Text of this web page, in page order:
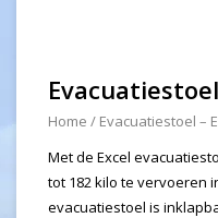
Home / Evacuatiestoel –
Met de Excel
tot 182 kilo te vervoeren
evacuatiestoel is